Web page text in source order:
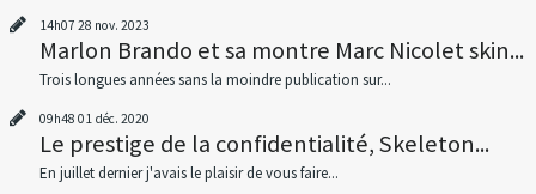
14h07 28 nov. 2023
Marlon Brando et sa montre Marc Nicolet skin...
Trois longues années sans la moindre publication sur...
09h48 01 déc. 2020
Le prestige de la confidentialité, Skeleton...
En juillet dernier j'avais le plaisir de vous faire...